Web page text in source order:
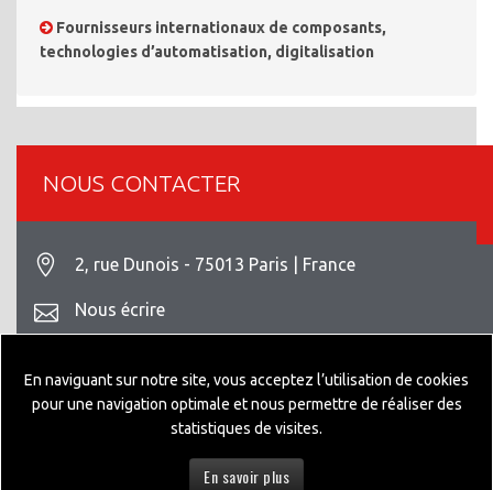
Fournisseurs internationaux de composants,
technologies d’automatisation, digitalisation
NOUS CONTACTER
2, rue Dunois - 75013 Paris | France
Nous écrire
Mentions légales
En naviguant sur notre site, vous acceptez l’utilisation de cookies
pour une navigation optimale et nous permettre de réaliser des
statistiques de visites.
En savoir plus